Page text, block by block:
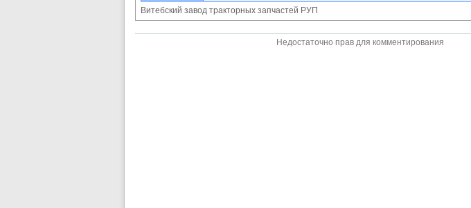
Витебский завод тракторных запчастей РУП
Недостаточно прав для комментирования